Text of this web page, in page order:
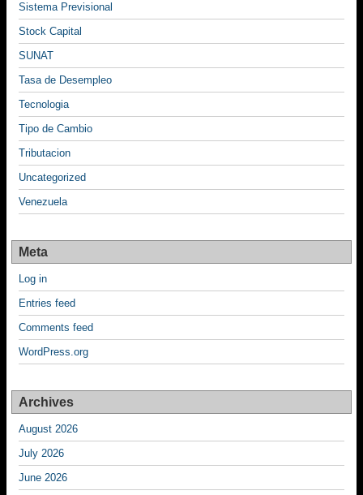
Sistema Previsional
Stock Capital
SUNAT
Tasa de Desempleo
Tecnologia
Tipo de Cambio
Tributacion
Uncategorized
Venezuela
Meta
Log in
Entries feed
Comments feed
WordPress.org
Archives
August 2026
July 2026
June 2026